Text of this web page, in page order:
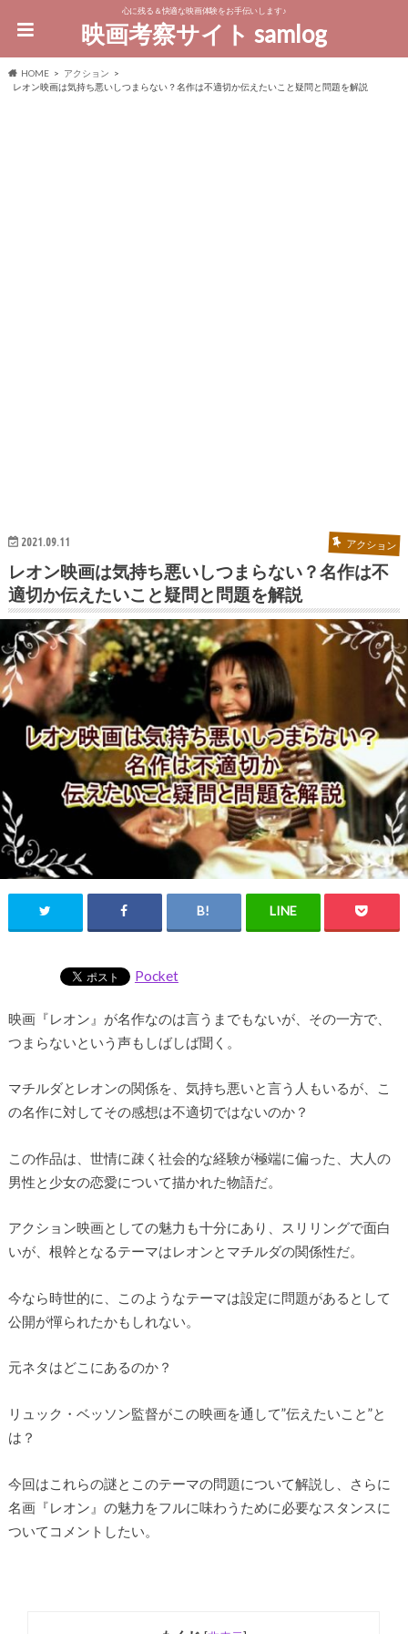
心に残る＆快適な映画体験をお手伝いします♪
映画考察サイト samlog
HOME
アクション
レオン映画は気持ち悪いしつまらない？名作は不適切か伝えたいこと疑問と問題を解説
2021.09.11 アクション
レオン映画は気持ち悪いしつまらない？名作は不
適切か伝えたいこと疑問と問題を解説
Pocket
映画『レオン』が名作なのは言うまでもないが、その一方で、
つまらないという声もしばしば聞く。
マチルダとレオンの関係を、気持ち悪いと言う人もいるが、こ
の名作に対してその感想は不適切ではないのか？
この作品は、世情に疎く社会的な経験が極端に偏った、大人の
男性と少女の恋愛について描かれた物語だ。
アクション映画としての魅力も十分にあり、スリリングで面白
いが、根幹となるテーマはレオンとマチルダの関係性だ。
今なら時世的に、このようなテーマは設定に問題があるとして
公開が憚られたかもしれない。
元ネタはどこにあるのか？
リュック・ベッソン監督がこの映画を通して”伝えたいこと”と
は？
今回はこれらの謎とこのテーマの問題について解説し、さらに
名画『レオン』の魅力をフルに味わうために必要なスタンスに
ついてコメントしたい。